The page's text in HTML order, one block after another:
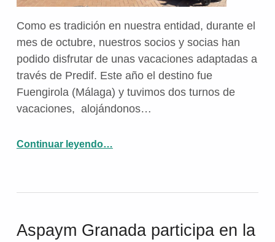
Como es tradición en nuestra entidad, durante el
mes de octubre, nuestros socios y socias han
podido disfrutar de unas vacaciones adaptadas a
través de Predif. Este año el destino fue
Fuengirola (Málaga) y tuvimos dos turnos de
vacaciones, alojándonos…
Continuar leyendo“Los socios/as de Aspaym Granada disfrutan de vacaciones adaptadas en Fuengirola con Predif”
…
Aspaym Granada participa en la